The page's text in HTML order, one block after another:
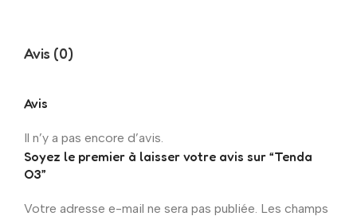
Avis (0)
Avis
Il n’y a pas encore d’avis.
Soyez le premier à laisser votre avis sur “Tenda
O3”
Votre adresse e-mail ne sera pas publiée. Les champs